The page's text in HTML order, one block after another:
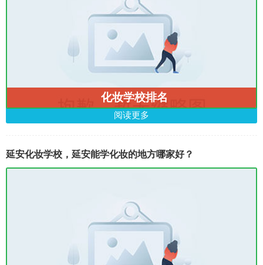
化妆学校排名
阅读更多
延安化妆学校，延安能学化妆的地方哪家好？